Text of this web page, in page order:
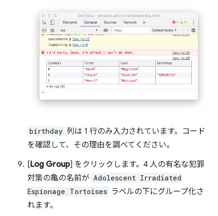
birthday 列は 1 行のみ入力されています。コード
を確認して、その理由を調べてください。
[Log Group] をクリックします。4 人の有名な犯罪
対策の亀の名前が Adolescent Irradiated
Espionage Tortoises ラベルの下にグループ化さ
れます。